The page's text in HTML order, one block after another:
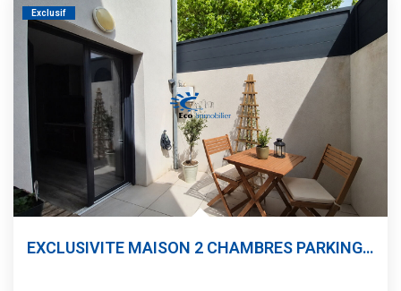
Exclusif
EXCLUSIVITE MAISON 2 CHAMBRES PARKING PATIO